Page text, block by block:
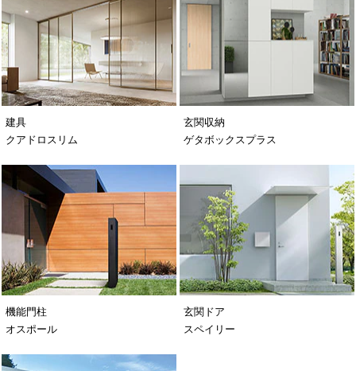
建具
クアドロスリム
玄関収納
ゲタボックスプラス
機能門柱
オスポール
玄関ドア
スペイリー